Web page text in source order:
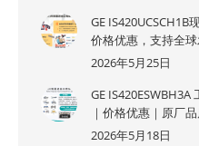
GE
价格优惠，支持全
2026年5月25日
GE
｜价格优惠｜原厂
2026年5月18日